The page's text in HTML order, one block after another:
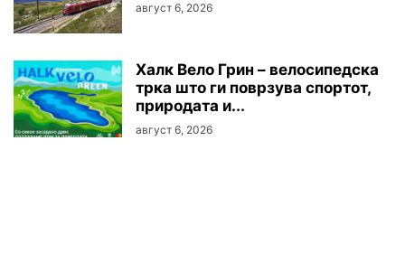
август 6, 2026
Халк Вело Грин – велосипедска
трка што ги поврзува спортот,
природата и...
август 6, 2026